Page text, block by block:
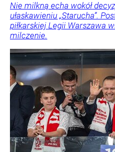
Nie milkną echa wokół
ułaskawieniu „Starucha”.
piłkarskiej Legii Warszawa
milczenie.